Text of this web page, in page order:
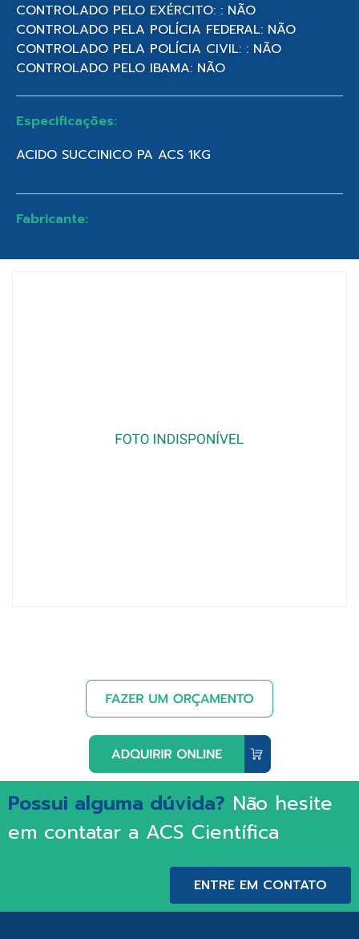
CONTROLADO PELO EXÉRCITO: : NÃO
CONTROLADO PELA POLÍCIA FEDERAL: NÃO
CONTROLADO PELA POLÍCIA CIVIL: : NÃO
CONTROLADO PELO IBAMA: NÃO
Especificações:
ACIDO SUCCINICO PA ACS 1KG
Fabricante:
Possui alguma dúvida? Não hesite
em contatar a ACS Científica
ENTRE EM CONTATO